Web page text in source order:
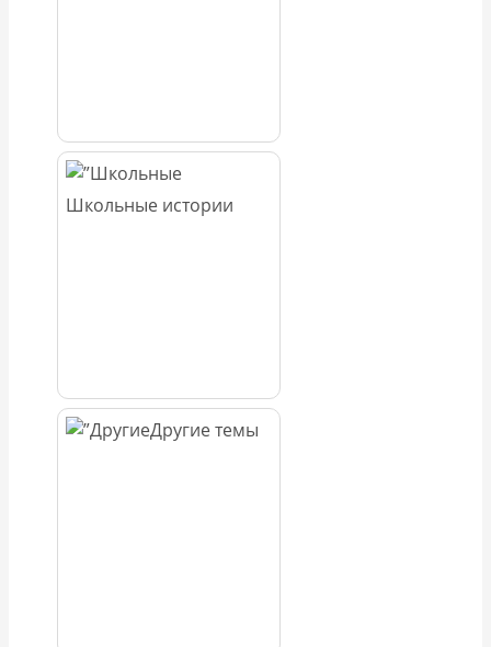
Школьные истории
Другие темы